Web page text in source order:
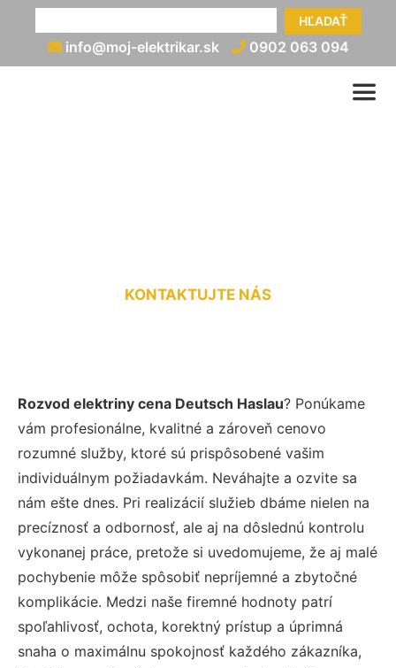
HĽADAŤ
info@moj-elektrikar.sk 0902 063 094
KONTAKTUJTE NÁS
Rozvod elektriny cena Deutsch Haslau? Ponúkame
vám profesionálne, kvalitné a zároveň cenovo
rozumné služby, ktoré sú prispôsobené vašim
individuálnym požiadavkám. Neváhajte a ozvite sa
nám ešte dnes. Pri realizácií služieb dbáme nielen na
precíznosť a odbornosť, ale aj na dôslednú kontrolu
vykonanej práce, pretože si uvedomujeme, že aj malé
pochybenie môže spôsobiť nepríjemné a zbytočné
komplikácie. Medzi naše firemné hodnoty patrí
spoľahlivosť, ochota, korektný prístup a úprimná
snaha o maximálnu spokojnosť každého zákazníka,